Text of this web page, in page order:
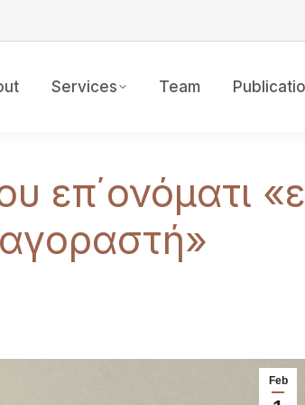
Services Team
επ΄ονόματι
αγοραστή»
Feb